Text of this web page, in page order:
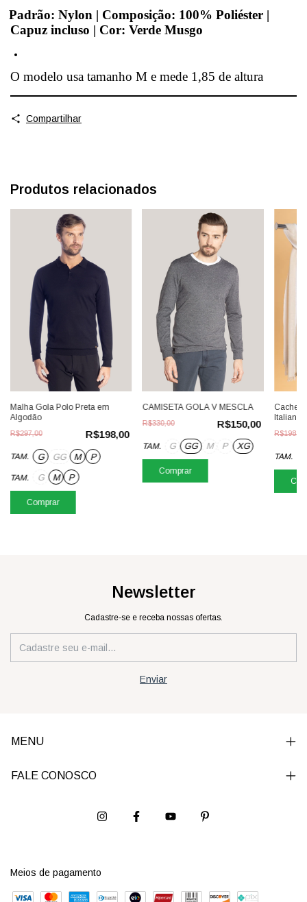
Padrão: Nylon | Composição: 100% Poliéster |
Capuz incluso | Cor: Verde Musgo
O modelo usa tamanho M e mede 1,85 de altura
Compartilhar
Produtos relacionados
Malha Gola Polo Preta em
Algodão
R$198,00
R$297,00
TAM. G GG M P
TAM. G M P
Comprar
CAMISETA GOLA V MESCLA
R$150,00
R$330,00
TAM. G GG M P XG
Comprar
Italiano
R$198,00
TAM.
Newsletter
Cadastre-se e receba nossas ofertas.
MENU
FALE CONOSCO
Meios de pagamento